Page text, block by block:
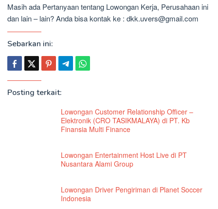
Masih ada Pertanyaan tentang Lowongan Kerja, Perusahaan ini
dan lain – lain? Anda bisa kontak ke : dkk.uvers@gmail.com
Sebarkan ini:
Posting terkait:
Lowongan Customer Relationship Officer –
Elektronik (CRO TASIKMALAYA) di PT. Kb
Finansia Multi Finance
Lowongan Entertainment Host Live di PT
Nusantara Alami Group
Lowongan Driver Pengiriman di Planet Soccer
Indonesia